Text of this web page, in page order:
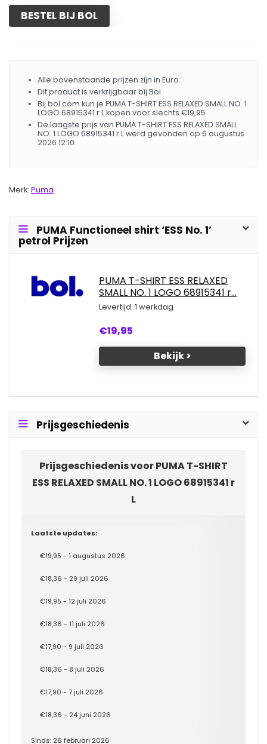
BESTEL BIJ BOL
Alle bovenstaande prijzen zijn in Euro.
Dit product is verkrijgbaar bij Bol.
Bij bol.com kun je PUMA T-SHIRT ESS RELAXED SMALL NO. 1
LOGO 68915341 r L kopen voor slechts €19,95
De laagste prijs van PUMA T-SHIRT ESS RELAXED SMALL
NO. 1 LOGO 68915341 r L werd gevonden op 6 augustus
2026 12:10.
Merk: Puma
PUMA Functioneel shirt ‘ESS No. 1’
petrol Prijzen
PUMA T-SHIRT ESS RELAXED
SMALL NO. 1 LOGO 68915341 r...
Levertijd: 1 werkdag
€19,95
Bekijk >
Prijsgeschiedenis
Prijsgeschiedenis voor PUMA T-SHIRT
ESS RELAXED SMALL NO. 1 LOGO 68915341 r
L
Laatste updates:
€19,95 - 1 augustus 2026
€18,36 - 29 juli 2026
€19,95 - 12 juli 2026
€18,36 - 11 juli 2026
€17,90 - 9 juli 2026
€18,36 - 8 juli 2026
€17,90 - 7 juli 2026
€18,36 - 24 juni 2026
Sinds: 26 februari 2026